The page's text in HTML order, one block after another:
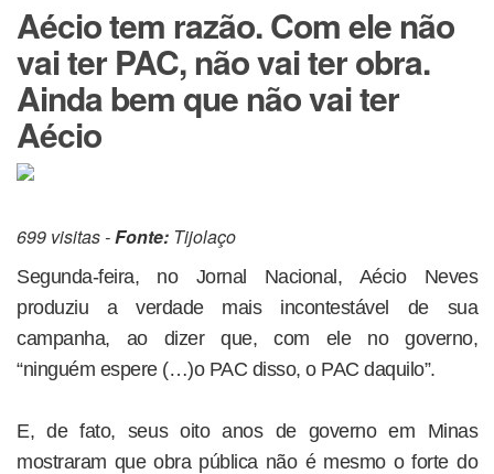
Aécio tem razão. Com ele não
vai ter PAC, não vai ter obra.
Ainda bem que não vai ter
Aécio
699 visitas -Fonte: Tijolaço
Segunda-feira, no Jornal Nacional, Aécio Neves
produziu a verdade mais incontestável de sua
campanha, ao dizer que, com ele no governo,
“ninguém espere (…)o PAC disso, o PAC daquilo”.
E, de fato, seus oito anos de governo em Minas
mostraram que obra pública não é mesmo o forte do